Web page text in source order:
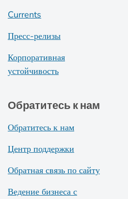
Currents
Пресс-релизы
Корпоративная
устойчивость
Обратитесь к нам
Обратитесь к нам
Центр поддержки
Обратная связь по сайту
Ведение бизнеса с